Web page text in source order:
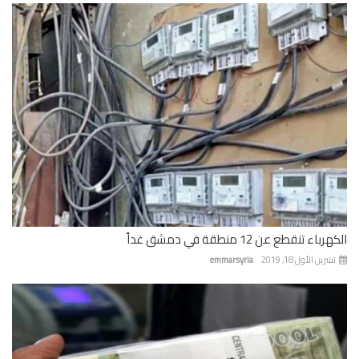
تنقطع عن 12 منطقة في دمشق غداً
emmarsyria الأول 18, 2019